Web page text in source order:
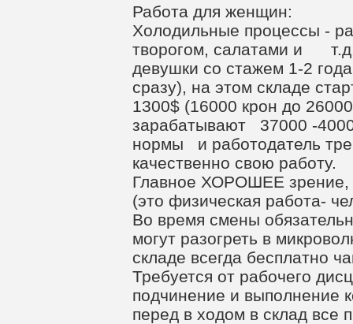
Работа для женщин:
Холодильные процессы -
творогом, салатами и
девушки со стажем 1-2
сразу), на этом складе
1300$ (16000 крон до
зарабатывают 37000 -
нормы и работодатель
качественно свою работу.
Главное ХОРОШЕЕ зрение,
(это физическая работа-
Во время смены
могут разогреть в
складе всегда бесплатно
Требуется от рабочего
подчинение и выполнение
перед в ходом в склад все